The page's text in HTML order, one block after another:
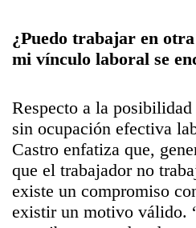
¿Puedo trabajar en
mi vínculo laboral se
Respecto a la
sin ocupación efectiva
Castro enfatiza que,
que el trabajador no
existe un compromiso
existir un motivo válido.